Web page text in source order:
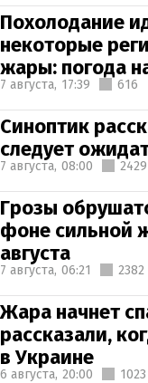
Похолодание
некоторые
жары: погода
7 августа, 17:39 616
Синоптик
следует
7 августа, 08:00 2429
Грозы
фоне сильной
августа
7 августа, 06:21 2382
Жара начнет
рассказали,
в Украине
6 августа, 20:00 1023